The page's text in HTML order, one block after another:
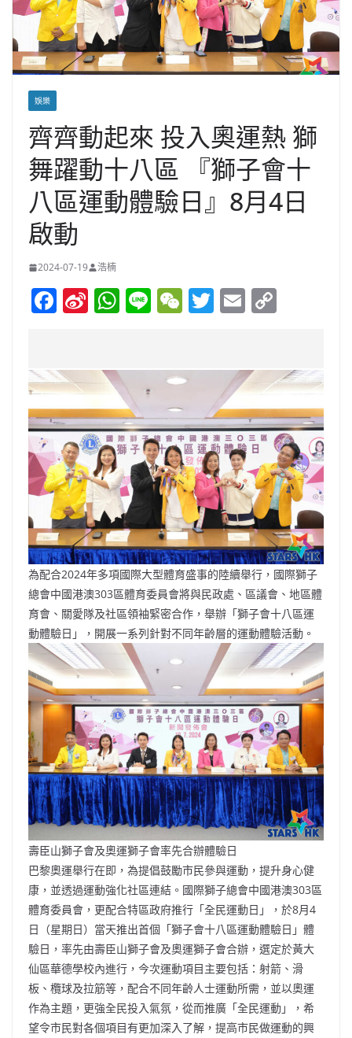
娛樂
齊齊動起來 投入奧運熱 獅
舞躍動十八區 『獅子會十
八區運動體驗日』8月4日
啟動
2024-07-19 浩楠
F
e
b
o
o
k
Si
W
ei
b
o
W
s
A
p
p
Li W
h
at
T
er
E
l y
Li
n
k
為配合2024年多項國際大型體育盛事的陸續舉行，國際獅子
總會中國港澳303區體育委員會將與民政處、區議會、地區體
育會、關愛隊及社區領袖緊密合作，舉辦「獅子會十八區運
動體驗日」，開展一系列針對不同年齡層的運動體驗活動。
壽臣山獅子會及奧運獅子會率先合辦體驗日
巴黎奧運舉行在即，為提倡鼓勵市民參與運動，提升身心健
康，並透過運動強化社區連結。國際獅子總會中國港澳303區
體育委員會，更配合特區政府推行「全民運動日」，於8月4
日（星期日）當天推出首個「獅子會十八區運動體驗日」體
驗日，率先由壽臣山獅子會及奧運獅子會合辦，選定於黃大
仙區華德學校內進行，今次運動項目主要包括：射箭、滑
板、欖球及拉筋等，配合不同年齡人士運動所需，並以奧運
作為主題，更強全民投入氣氛，從而推廣「全民運動」，希
望令市民對各個項目有更加深入了解，提高市民做運動的興